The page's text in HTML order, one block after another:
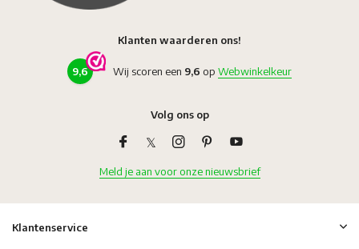
Klanten waarderen ons!
9,6 Wij scoren een 9,6 op Webwinkelkeur
Volg ons op
Meld je aan voor onze nieuwsbrief
Klantenservice